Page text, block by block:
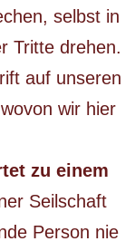
selbst in
Tritte drehen.
auf unseren
wir hier
zu einem
Seilschaft
Person nie